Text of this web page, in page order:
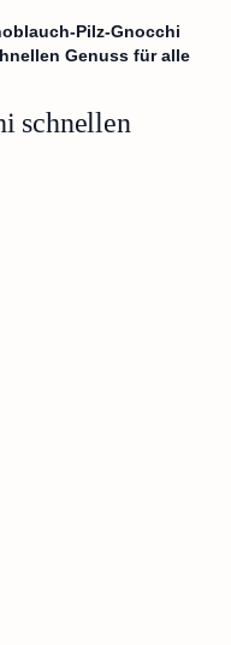
Pilz-Gnocchi
Genuss für alle
schnellen